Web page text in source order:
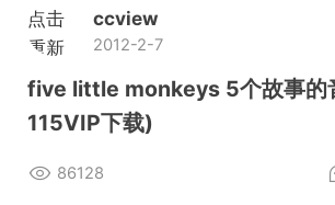
点击
重新
加载
ccview
2012-2-7
five little monkeys 5个故事的
115VIP下载)
86128